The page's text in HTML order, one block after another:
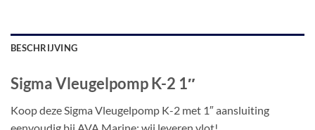
BESCHRIJVING
Sigma Vleugelpomp K-2 1″
Koop deze Sigma Vleugelpomp K-2 met 1″ aansluiting